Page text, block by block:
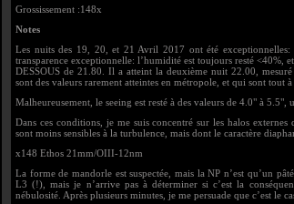
Grossissement :148x
Notes
Les nuits des 19, 20, et 21 Avril 2017 ont été
transparence exceptionnelle: l’humidité est toujours resté <40%,
DESSOUS de 21.80. Il a atteint la deuxième nuit 22.00,
sont des valeurs rarement atteintes en métropole, et qui sont tout
Malheureusement, le seeing est resté à des valeurs de 4.0" à 5.5",
Dans ces conditions, je me suis concentré sur les halos
sont moins sensibles à la turbulence, mais dont le caractère
x148 Ethos 21mm/OIII-12nm
La forme de mandorle est suspectée, mais la NP n’est qu’un
L3 (!), mais je n’arrive pas à déterminer si c’est la
nébulosité. Après plusieurs minutes, je me persuade que c’est le